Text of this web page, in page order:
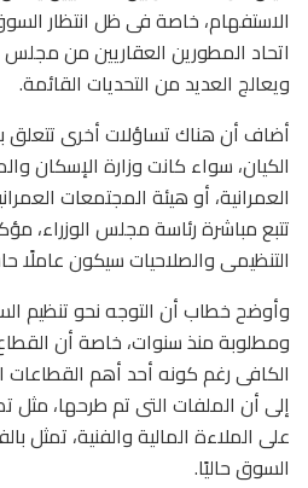
الاستفهام، خاصة فى ظل انتظار
اتحاد المطورين العقاريين من مجلس
ويعالج العديد من التحديات القائمة.
أضاف أن هناك تساؤلات أخرى تتعلق
الكيان، سواء كانت وزارة الإسكان
العمرانية، أو هيئة المجتمعات
تتبع مباشرة رئاسة مجلس الوزراء،
التنظيمى والصلاحيات سيكون عاملًا
وأوضح خطاب أن التوجه نحو تنظيم
ومطلوبة منذ سنوات، خاصة أن
الكافى رغم كونه أحد أهم القطاعات
إلى أن الملفات التى تم طرحها، مثل
على الملاءة المالية والفنية، تمثل
السوق حاليًا.